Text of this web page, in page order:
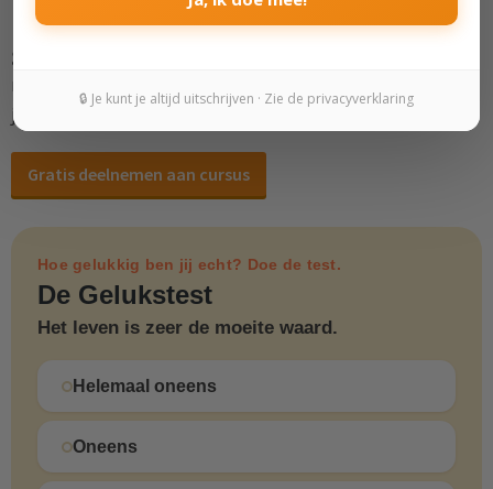
Ervaar meer zelfinzicht, wijsheid en persoonlijke
groei
journal.
Gratis deelnemen aan cursus
Hoe gelukkig ben jij echt? Doe de test.
De Gelukstest
Het leven is zeer de moeite waard.
Helemaal oneens
Oneens
🔒 Je kunt je altijd uitschrijven · Zie de privacyverklaring